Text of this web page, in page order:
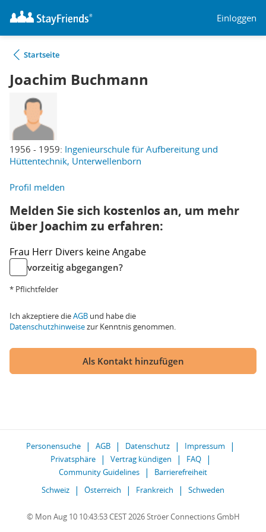
Einloggen
Startseite
Joachim Buchmann
1956 - 1959: Ingenieurschule für Aufbereitung und
Hüttentechnik, Unterwellenborn
Profil melden
Melden Sie sich kostenlos an, um mehr
über Joachim zu erfahren:
Frau Herr Divers keine Angabe
vorzeitig abgegangen?
* Pflichtfelder
Ich akzeptiere dieAGB und habe die
Datenschutzhinweisezur Kenntnis genommen.
Als Kontakt hinzufügen
Personensuche AGB Datenschutz
Impressum
Privatsphäre
Vertrag kündigen
FAQ
Community Guidelines
Barrierefreiheit
Schweiz
Österreich Frankreich Schweden
© Mon Aug 10 10:43:53 CEST 2026 Ströer Connections GmbH